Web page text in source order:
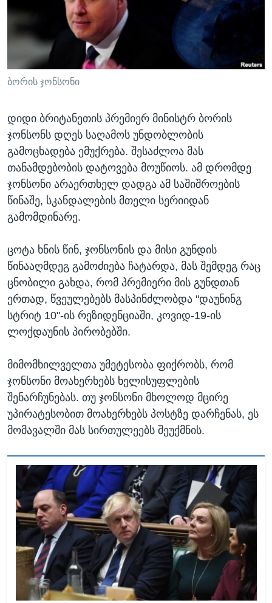
ᲡᲢᲣᲓᲘᲐ ᲕᲐᲨᲘᲜᲒᲢᲝᲜᲘ
ᲔᲙᲝᲜᲝᲛᲘᲙᲐ
ᲯᲐᲜᲛᲠᲗᲔᲚᲝᲑᲐ
ᲛᲔᲪᲜᲘᲔᲠᲔᲑᲐ
ᲘᲜᲢᲔᲠᲕᲘᲣ
ᲒᲐᲚᲘᲚᲔᲝ
ᲓᲔᲖᲘᲜᲤᲝᲠᲛᲐᲪᲘᲐ
Learning English
ᲗᲕᲐᲚᲘ ᲒᲕᲐᲓᲔᲕᲜᲔᲗ
ენები
ბორის ჯონსონი
დიდი ბრიტანეთის პრემიერ მინისტრ ბორის
ჯონსონს დღეს საღამოს უნდობლობის
გამოცხადება ემუქრება. შესაძლოა მას
თანამდებობის დატოვება მოუწიოს. ამ დრომდე
ჯონსონი არაერთხელ დადგა ამ საშიშროების
წინაშე, სკანდალების მთელი სერიიდან
გამომდინარე.
ცოტა ხნის წინ, ჯონსონის და მისი გუნდის
წინააღმდეგ გამოძიება ჩატარდა, მას შემდეგ რაც
ცნობილი გახდა, რომ პრემიერი მის გუნდთან
ერთად, წვეულებებს მასპინძლობდა "დაუნინგ
სტრიტ 10"-ის რეზიდენციაში, კოვიდ-19-ის
ლოქდაუნის პირობებში.
მიმომხილველთა უმეტესობა ფიქრობს, რომ
ჯონსონი მოახერხებს ხელისუფლების
შენარჩუნებას. თუ ჯონსონი მხოლოდ მცირე
უპირატესობით მოახერხებს პოსტზე დარჩენას, ეს
მომავალში მას სირთულეებს შეუქმნის.